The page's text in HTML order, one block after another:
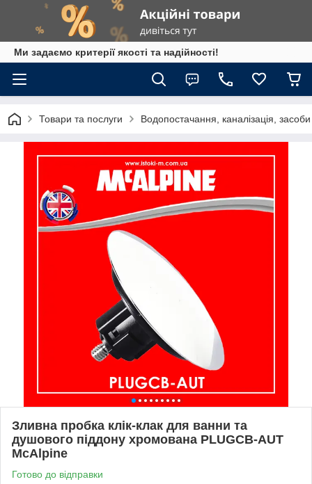
Ми задаємо критерії якості та надійності!
Товари та послуги Водопостачання, каналізація,
Зливна пробка клік-клак для ванни та
душового піддону хромована PLUGCB-AUT
McAlpine
Готово до відправки